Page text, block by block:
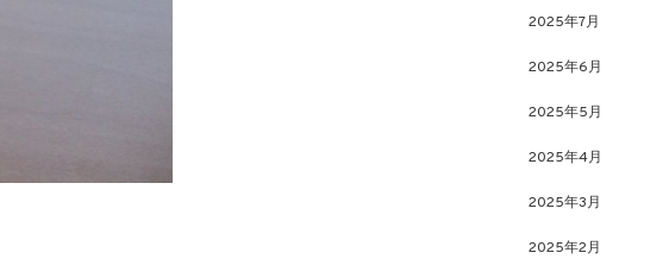
2025年7月
2025年6月
2025年5月
2025年4月
2025年3月
2025年2月